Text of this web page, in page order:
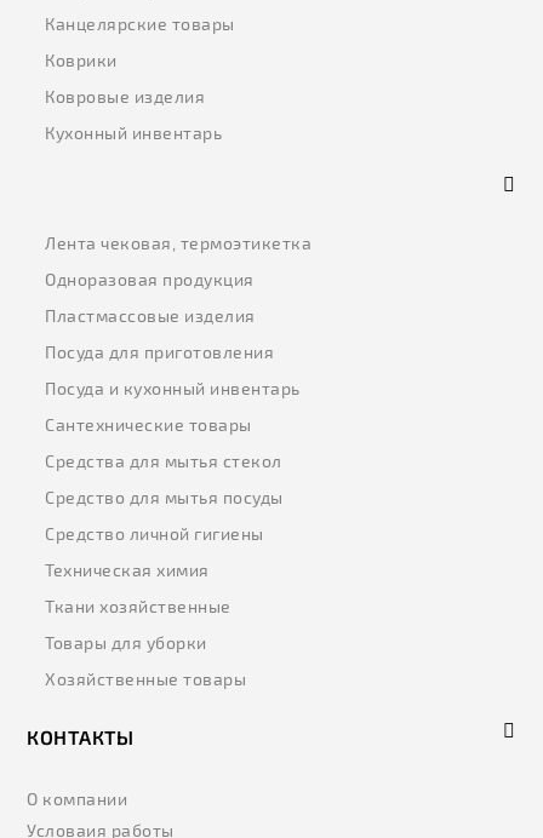
Канцелярские товары
Коврики
Ковровые изделия
Кухонный инвентарь
Лента чековая, термоэтикетка
Одноразовая продукция
Пластмассовые изделия
Посуда для приготовления
Посуда и кухонный инвентарь
Сантехнические товары
Средства для мытья стекол
Средство для мытья посуды
Средство личной гигиены
Техническая химия
Ткани хозяйственные
Товары для уборки
Хозяйственные товары
КОНТАКТЫ
О компании
Условаия работы